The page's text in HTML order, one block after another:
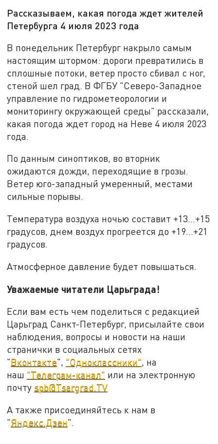
Рассказываем, какая погода ждет жителей
Петербурга 4 июля 2023 года
В понедельник Петербург накрыло самым
настоящим штормом: дороги превратились в
сплошные потоки, ветер просто сбивал с ног,
стеной шел град. В ФГБУ "Северо-Западное
управление по гидрометеорологии и
мониторингу окружающей среды" рассказали,
какая погода ждет город на Неве 4 июля 2023
года.
По данным синоптиков, во вторник
ожидаются дожди, переходящие в грозы.
Ветер юго-западный умеренный, местами
сильные порывы.
Температура воздуха ночью составит +13...+15
градусов, днем воздух прогреется до +19...+21
градусов.
Атмосферное давление будет повышаться.
Уважаемые читатели Царьграда!
Если вам есть чем поделиться с редакцией
Царьград Санкт-Петербург, присылайте свои
наблюдения, вопросы и новости на наши
странички в социальных сетях
"Вконтакте", "Одноклассники", на
наш "Телеграм-канал" или на электронную
почту spb@Tsargrad.TV
А также присоединяйтесь к нам в
"Яндекс.Дзен".